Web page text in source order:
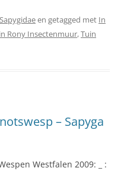
Sapygidaeen getagged met In
Rony Insectenmuur,Tuin
– Sapyga
Westfalen 2009: _ :